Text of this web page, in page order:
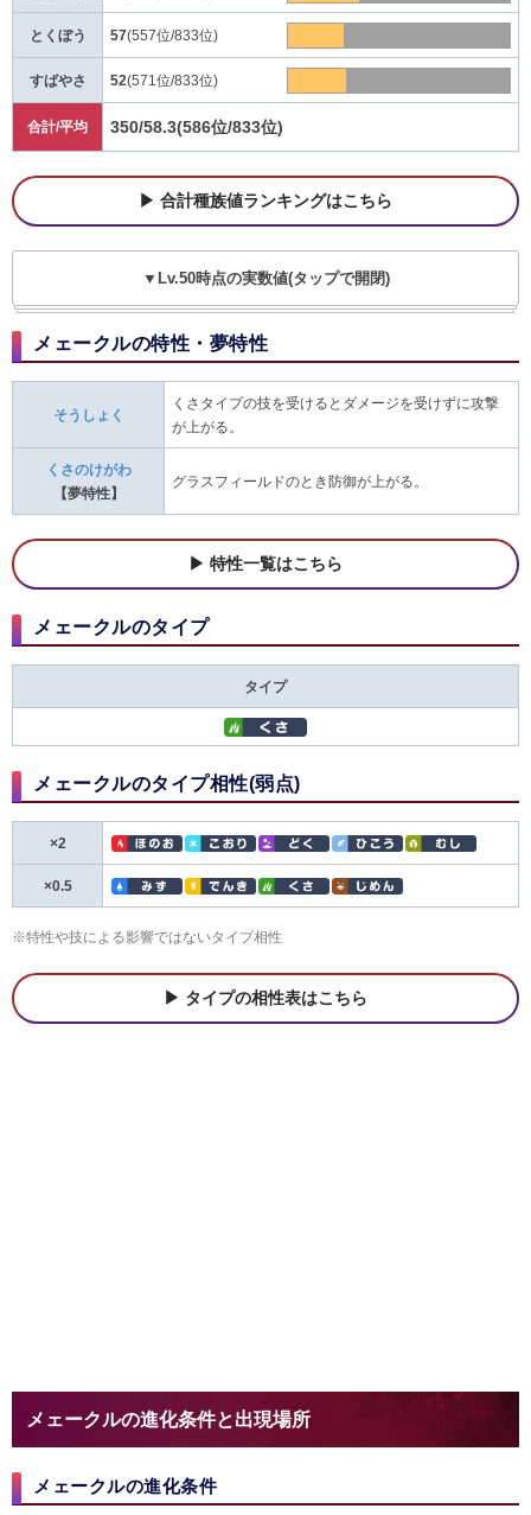
とくぼう 57(557位/833位)
すばやさ 52(571位/833位)
合計/平均 350/58.3(586位/833位)
合計種族値ランキングはこちら
▼Lv.50時点の実数値(タップで開閉)
メェークルの特性・夢特性
そうしょく
くさタイプの技を受けるとダメージを受けずに攻撃
が上がる。
くさのけがわ
【夢特性】
グラスフィールドのとき防御が上がる。
特性一覧はこちら
メェークルのタイプ
タイプ
メェークルのタイプ相性(弱点)
×2
×0.5
※特性や技による影響ではないタイプ相性
タイプの相性表はこちら
メェークルの進化条件と出現場所
メェークルの進化条件